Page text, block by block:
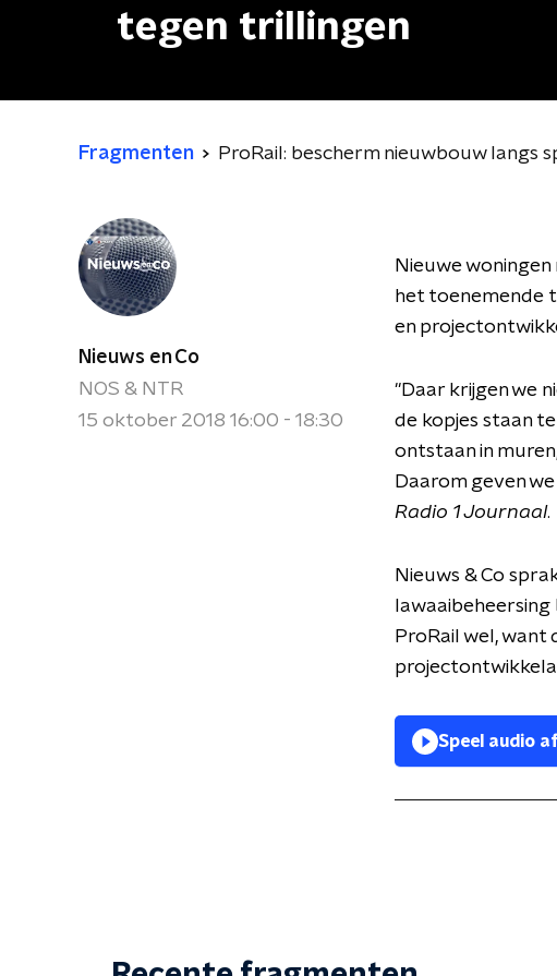
tegen trillingen
Fragmenten ProRail: bescherm nieuwbouw langs
Nieuws en Co
NOS & NTR
15 oktober 2018 16:00 - 18:30
Nieuwe
het toenemende
en
"Daar krijgen we
de kopjes staan
ontstaan in
Daarom geven
Radio 1 Journaal.
Nieuws & Co
ProRail wel, want
Speel audio